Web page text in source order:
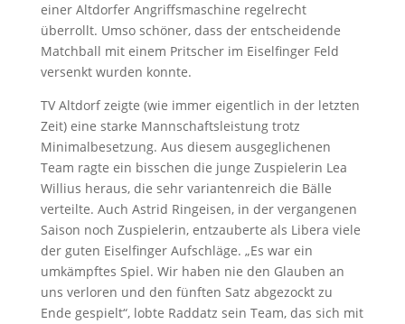
einer Altdorfer Angriffsmaschine regelrecht
überrollt. Umso schöner, dass der entscheidende
Matchball mit einem Pritscher im Eiselfinger Feld
versenkt wurden konnte.
TV Altdorf zeigte (wie immer eigentlich in der letzten
Zeit) eine starke Mannschaftsleistung trotz
Minimalbesetzung. Aus diesem ausgeglichenen
Team ragte ein bisschen die junge Zuspielerin Lea
Willius heraus, die sehr variantenreich die Bälle
verteilte. Auch Astrid Ringeisen, in der vergangenen
Saison noch Zuspielerin, entzauberte als Libera viele
der guten Eiselfinger Aufschläge. „Es war ein
umkämpftes Spiel. Wir haben nie den Glauben an
uns verloren und den fünften Satz abgezockt zu
Ende gespielt“, lobte Raddatz sein Team, das sich mit